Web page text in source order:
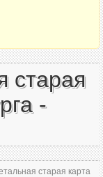
старая
-
старая карта